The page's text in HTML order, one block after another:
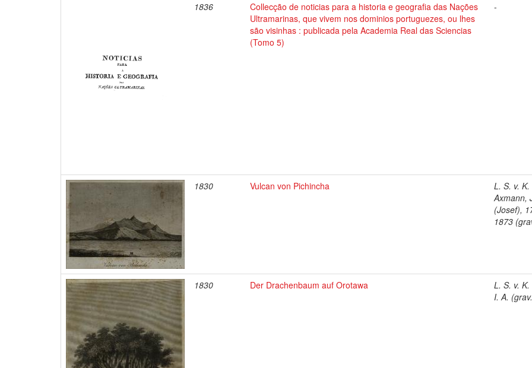
1836
Collecção de noticias para a historia e geografia das Nações
Ultramarinas, que vivem nos dominios portuguezes, ou lhes
são visinhas : publicada pela Academia Real das Sciencias
(Tomo 5)
-
1830 Vulcan von Pichincha
L. S. v.
Axmann,
(Josef),
1873
1830 Der Drachenbaum auf Orotawa
L. S. v.
I. A.